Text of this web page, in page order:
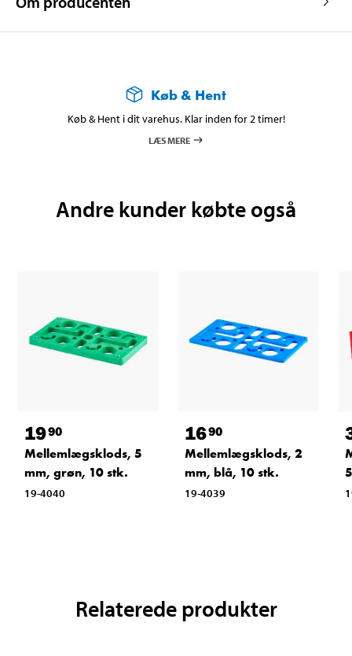
Køb & Hent
Køb & Hent i dit varehus. Klar inden for 2 timer!
LÆS MERE
Andre kunder købte også
1990
Mellemlægsklods, 5
mm, grøn, 10 stk.
19-4040
1690
Mellemlægsklods, 2
mm, blå, 10 stk.
19-4039
Relaterede produkter